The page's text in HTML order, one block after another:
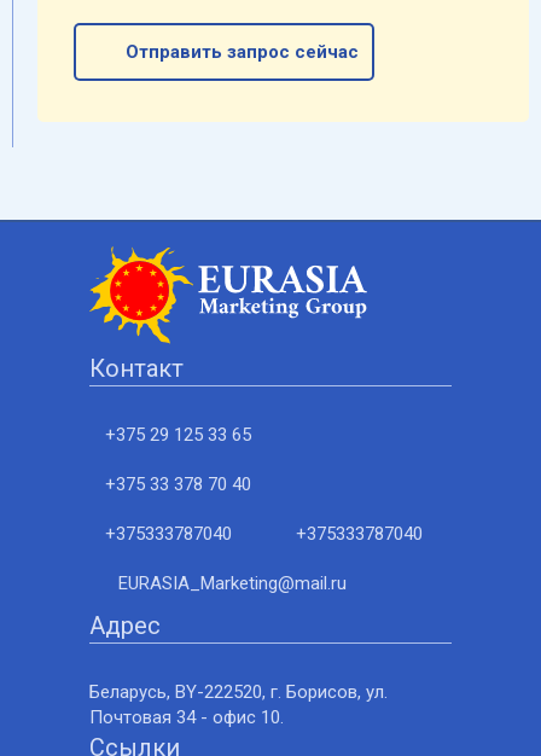
Отправить запрос сейчас
Контакт
+375 29 125 33 65
+375 33 378 70 40
+375333787040 +375333787040
EURASIA_Marketing@mail.ru
Адрес
Беларусь, BY-222520, г. Борисов, ул.
Почтовая 34 - офис 10.
Ссылки